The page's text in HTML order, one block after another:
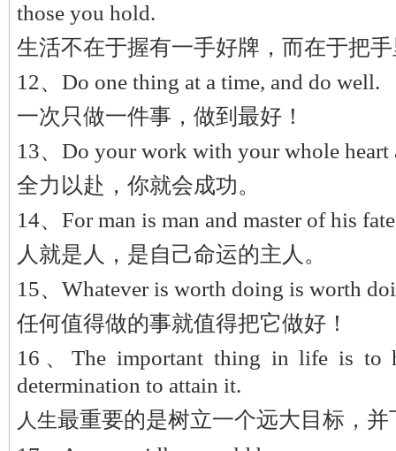
those you hold.
生活不在于握有一手好牌，而在于把
12、Do one thing at a time, and do well.
一次只做一件事，做到最好！
13、Do your work with your whole heart
全力以赴，你就会成功。
14、For man is man and master of his
人就是人，是自己命运的主人。
15、Whatever is worth doing is worth
任何值得做的事就值得把它做好！
16、The important thing in life is to
determination to attain it.
人生最重要的是树立一个远大目标，